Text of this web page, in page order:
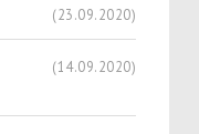
(23.09.2020)
(14.09.2020)